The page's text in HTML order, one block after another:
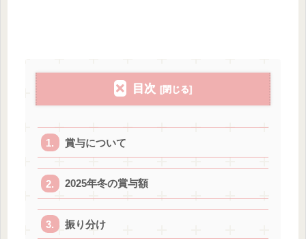
目次
賞与について
2025年冬の賞与額
振り分け